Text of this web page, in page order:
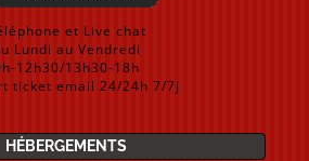
et Live chat
Lundi au Vendredi
12h30/13h30-18h
ticket email 24/24h 7/7j
HÉBERGEMENTS